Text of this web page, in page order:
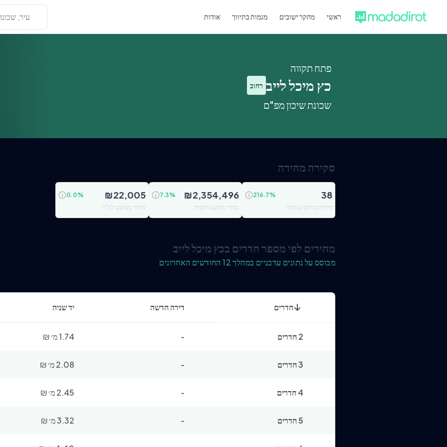
ראשי מחקר ישובים מגמות בתיווך אודות עיר,
פתח תקווה
כץ מיכל לייב רחוב
שכונת שיכון מפ"ם
סקירה מהירה
38
216.7%
דירות ובתים שנמכרו
₪2,354,496
7.3%
מחיר ממוצע לקניה
₪22,005
0.0%
מחיר ממוצע למ"ר
מחירים לפי מספר חדרים בכץ מיכל לייב
מבוסס על נתונים עדכניים במהלך 12 החודשים האחרונים
חדרים דירה חדשה יד שניה
2 חדרים - 1.74 מ׳ ₪
3 חדרים - 2.08 מ׳ ₪
4 חדרים - 2.45 מ׳ ₪
5 חדרים - 3.32 מ׳ ₪